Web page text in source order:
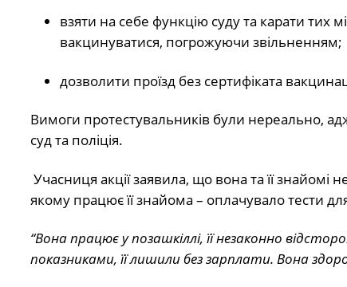
взяти на себе функцію суду та карати тих
вакцинуватися, погрожуючи звільненням;
дозволити проїзд без сертифіката
Вимоги протестувальників були нереально,
суд та поліція.
Учасниця акції заявила, що вона та її
якому працює її знайома – оплачувало тести
“Вона працює у позашкіллі, її незаконно
показниками, її лишили без зарплати. Вона